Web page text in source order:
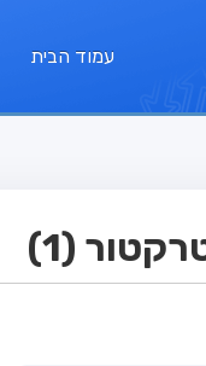
עמוד הבית
(1)